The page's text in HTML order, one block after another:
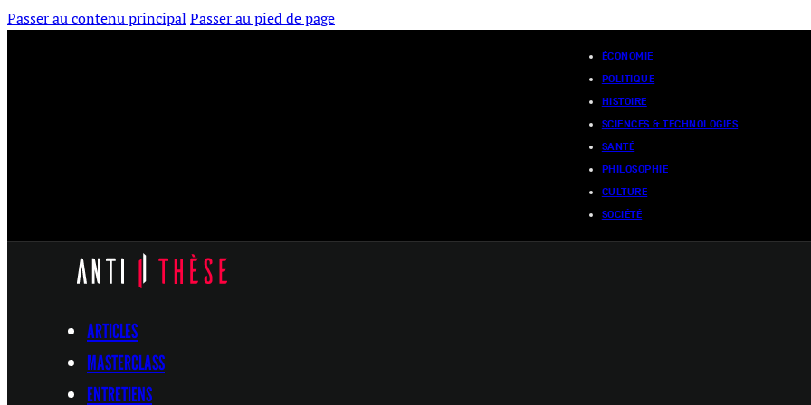
Passer au contenu principal Passer au pied de page
ÉCONOMIE
POLITIQUE
HISTOIRE
SCIENCES & TECHNOLOGIES
SANTÉ
PHILOSOPHIE
CULTURE
SOCIÉTÉ
ARTICLES
MASTERCLASS
ENTRETIENS